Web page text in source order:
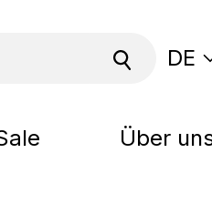
DE
Über